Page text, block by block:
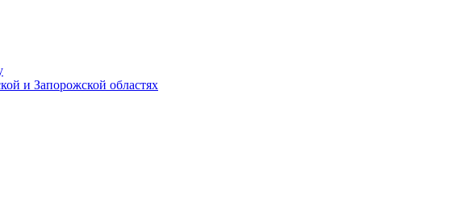
и Запорожской областях